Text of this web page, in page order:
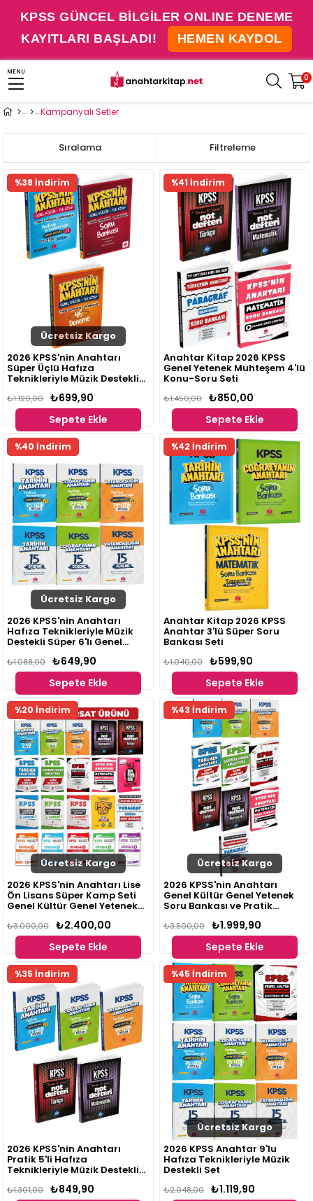
KPSS GÜNCEL BİLGİLER ONLINE DENEME
KAYITLARI BAŞLADI!
HEMEN KAYDOL
MENU 0
Kampanyalı Setler
Filtreleme
Sıralama
Ücretsiz Kargo
2026 KPSS'nin Anahtarı
Süper Üçlü Hafıza
Teknikleriyle Müzik Destekli
₺699,90
₺1.120,00
Sepete Ekle
%38 İndirim
Anahtar Kitap 2026 KPSS
Genel Yetenek Muhteşem 4'lü
Konu-Soru Seti
₺850,00
₺1.450,00
Sepete Ekle
%41 İndirim
Ücretsiz Kargo
2026 KPSS'nin Anahtarı
Hafıza Teknikleriyle Müzik
Destekli Süper 6'lı Genel
Deneme Seti₺649,90
₺1.088,00
Sepete Ekle
%40 İndirim
Anahtar Kitap 2026 KPSS
Anahtar 3'lü Süper Soru
Bankası Seti
₺599,90
₺1.040,00
Sepete Ekle
%42 İndirim
Ücretsiz Kargo
2026 KPSS'nin Anahtarı Lise
Ön Lisans Süper Kamp Seti
Genel Kültür Genel Yetenek
₺2.400,00
₺3.000,00
Sepete Ekle
%20 İndirim
Ücretsiz Kargo
2026 KPSS'nin Anahtarı
Genel Kültür Genel Yetenek
Soru Bankası ve Pratik
₺1.999,90
₺3.500,00
Sepete Ekle
%43 İndirim
2026 KPSS'nin Anahtarı
Pratik 5'li Hafıza
Teknikleriyle Müzik Destekli
₺849,90
₺1.301,00
%35 İndirim
Ücretsiz Kargo
2026 KPSS Anahtar 9'lu
Hafıza Teknikleriyle Müzik
Destekli Set
₺1.119,90
₺2.048,00
%45 İndirim